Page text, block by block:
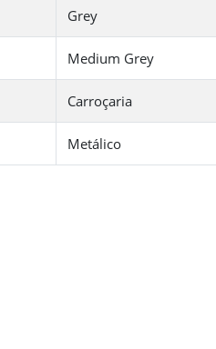
Grey
Medium Grey
Carroçaria
Metálico